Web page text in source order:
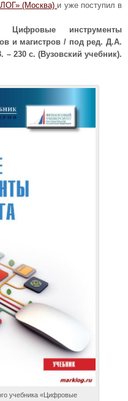
(Москва) и уже поступил в
Цифровые инструменты
и магистров / под ред. Д.А.
230 с. (Вузовский учебник).
учебника «Цифровые